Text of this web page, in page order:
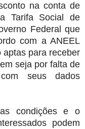
na conta de
Tarifa Social de
Federal que
com a ANEEL
para receber
seja por falta de
seus dados
condições e o
podem